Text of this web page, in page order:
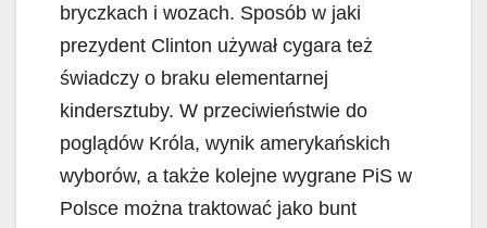
bryczkach i wozach. Sposób w jaki
prezydent Clinton używał cygara też
świadczy o braku elementarnej
kindersztuby. W przeciwieństwie do
poglądów Króla, wynik amerykańskich
wyborów, a także kolejne wygrane PiS w
Polsce można traktować jako bunt